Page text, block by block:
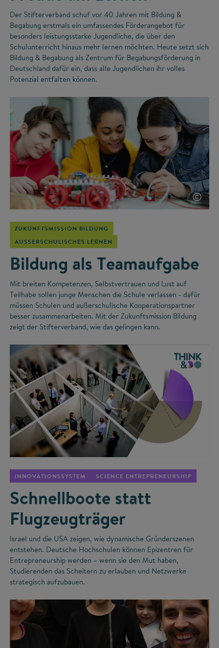
Der Stifterverband schuf vor 40 Jahren mit Bildung &
Begabung erstmals ein umfassendes Förderangebot für
besonders leistungsstarke Jugendliche, die über den
Schulunterricht hinaus mehr lernen möchten. Heute setzt sich
Bildung & Begabung als Zentrum für Begabungsförderung in
Deutschland dafür ein, dass alle Jugendlichen ihr volles
Potenzial entfalten können.
©
ZUKUNFTSMISSION BILDUNG
AUSSERSCHULISCHES LERNEN
Bildung als Teamaufgabe
Mit breiten Kompetenzen, Selbstvertrauen und Lust auf
Teilhabe sollen junge Menschen die Schule verlassen - dafür
müssen Schulen und außerschulische Kooperationspartner
besser zusammenarbeiten. Mit der Zukunftsmission Bildung
zeigt der Stifterverband, wie das gelingen kann.
INNOVATIONSSYSTEM SCIENCE ENTREPRENEURSHIP
Schnellboote statt
Flugzeugträger
Israel und die USA zeigen, wie dynamische Gründerszenen
entstehen. Deutsche Hochschulen können Epizentren für
Entrepreneurship werden – wenn sie den Mut haben,
Studierenden das Scheitern zu erlauben und Netzwerke
strategisch aufzubauen.